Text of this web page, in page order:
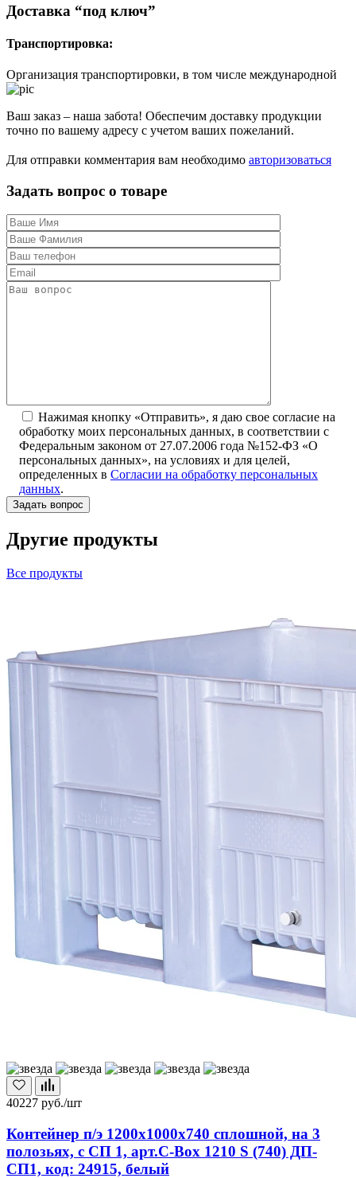
Доставка “под ключ”
Транспортировка:
Организация транспортировки, в том числе международной
Ваш заказ – наша забота! Обеспечим доставку продукции
точно по вашему адресу с учетом ваших пожеланий.
Для отправки комментария вам необходимо авторизоваться
Задать вопрос о товаре
Нажимая кнопку «Отправить», я даю свое согласие на
обработку моих персональных данных, в соответствии с
Федеральным законом от 27.07.2006 года №152-ФЗ «О
персональных данных», на условиях и для целей,
определенных в Согласии на обработку персональных
данных.
Другие продукты
Все продукты
40227 руб./шт
Контейнер п/э 1200х1000х740 сплошной, на 3
полозьях, с СП 1, арт.C-Box 1210 S (740) ДП-
СП1, код: 24915, белый